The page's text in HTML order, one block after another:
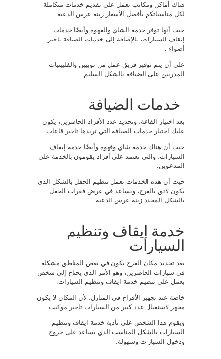
هناك أماكن ومكاتب تعمل على تقديم خدمات متكاملة
لكل مناسباتكم بأفضل الأسعار زينة عرس الدعية.
حيث أنها توفر خدمة الشاي والقهوة وأيضًا خدمات
إيقاف السيارات، بالإضافة إلى خدمات الضيافة تاجير
أضواء
على أن يتم توفير فريق عمل من نوبيين والفلبينيات
المدربين على الضيافة بالشكل السليم.
خدمات الضيافة
بعد اختيار القاعة، وتحديد عدد الأفراد الحاضرين، يكون
عليك اختيار خدمات الضيافة التي تريدها تاجير قاعات
حيث أن هناك خدمة شاي وقهوة وأيضًا خدمة إيقاف
السيارات، والتي تعتمد على أفراد يقومون بالخدمة على
المدعوين.
حيث أن هذه الخدمات تعمل تنظيم الحفل بالشكل الذي
يكون لائق بالفرح، ويساعد في عرض فقرات الحفل
بالشكل المحدد زينة عرس الدعية.
خدمة إيقاف وتنظيم
السيارات
بعد تحديد مكان الفرح يكون في بعض المناطق مشكلة
في سيارات الحاضرين، وهو الأمر الذي يحتاج إلى شخص
يعمل على تنظيم خدمة ايقاف وتنظيم السيارات.
خاصة عند تجهيز الأفراح في المنازل، لأن المكان لا يكون
مجهز لاستقبال عدد كبير من السيارات تاجير موكيت
ويقوم هذا الشخص على تأدية خدمة ايقاف وتنظيم
السيارات بالشكل المناسب الذي يساعد على خروج
ودخول السيارات وسهولة.